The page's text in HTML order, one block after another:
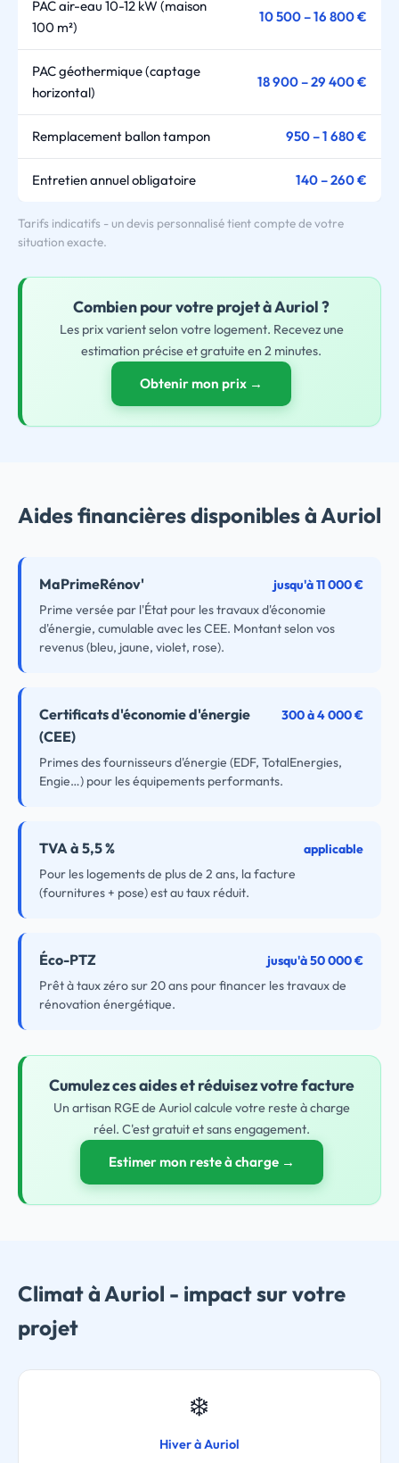
PAC air-eau 10-12 kW (maison
100 m²)
10 500 – 16 800 €
PAC géothermique (captage
horizontal)
18 900 – 29 400 €
Remplacement ballon tampon 950 – 1 680 €
Entretien annuel obligatoire 140 – 260 €
Tarifs indicatifs - un devis personnalisé tient compte de votre
situation exacte.
Combien pourvotreprojet à Auriol ?
Les prix varient selon votre logement. Recevez une
estimation précise et gratuite en 2 minutes.
Obtenir mon prix →
Aides financières disponibles à Auriol
MaPrimeRénov'
jusqu'à 11 000 €
Prime versée par l'État pour les travaux d'économie
d'énergie, cumulable avec les CEE. Montant selon vos
revenus (bleu, jaune, violet, rose).
Certificats d'économie d'énergie
(CEE)
300 à 4 000 €
Primes des fournisseurs d'énergie (EDF, TotalEnergies,
Engie…) pour les équipements performants.
TVA à 5,5 %
applicable
Pour les logements de plus de 2 ans, la facture
(fournitures + pose) est au taux réduit.
Éco-PTZ
jusqu'à 50 000 €
Prêt à taux zéro sur 20 ans pour financer les travaux de
rénovation énergétique.
Cumulez ces aides et réduisez votre facture
Un artisan RGE de Auriol calcule votre reste à charge
réel. C'est gratuit et sans engagement.
Estimer mon reste à charge →
Climat à Auriol - impact sur votre
projet
❄️
Hiver à Auriol